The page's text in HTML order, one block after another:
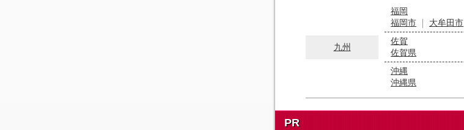
九州
福岡
福岡市
大牟田市
佐賀
佐賀県
沖縄
沖縄県
PR